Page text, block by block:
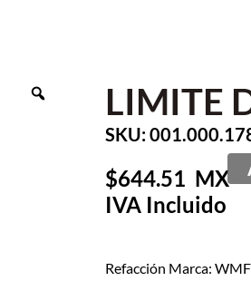
LIMITE
SKU:
644.51
Refacción Marca: